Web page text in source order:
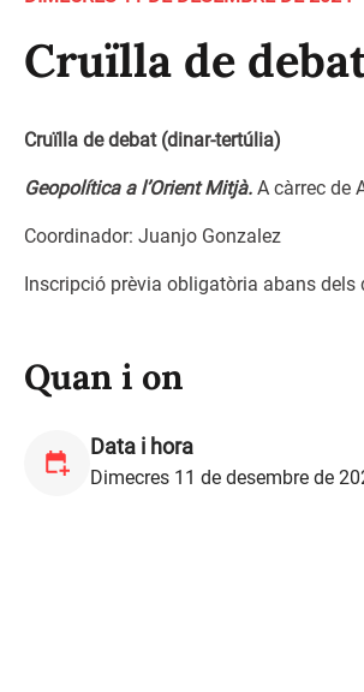
Cruïlla de
Cruïlla de debat (dinar-tertúlia)
Geopolítica a l’Orient Mitjà. A càrrec de
Coordinador: Juanjo Gonzalez
Inscripció prèvia obligatòria abans dels
Quan i on
Data i hora
Dimecres 11 de desembre de